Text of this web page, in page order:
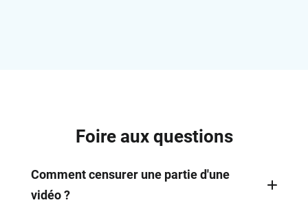
Foire aux questions
Comment censurer une partie d'une
vidéo ?